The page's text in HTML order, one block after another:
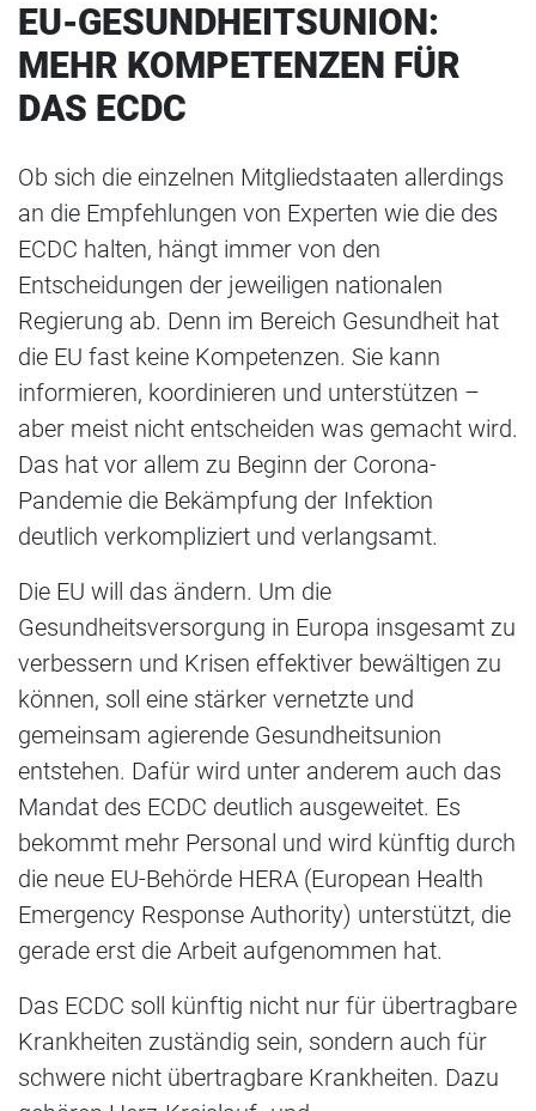
EU-GESUNDHEITSUNION:
MEHR KOMPETENZEN FÜR
DAS ECDC
Ob sich die einzelnen Mitgliedstaaten allerdings
an die Empfehlungen von Experten wie die des
ECDC halten, hängt immer von den
Entscheidungen der jeweiligen nationalen
Regierung ab. Denn im Bereich Gesundheit hat
die EU fast keine Kompetenzen. Sie kann
informieren, koordinieren und unterstützen –
aber meist nicht entscheiden was gemacht wird.
Das hat vor allem zu Beginn der Corona-
Pandemie die Bekämpfung der Infektion
deutlich verkompliziert und verlangsamt.
Die EU will das ändern. Um die
Gesundheitsversorgung in Europa insgesamt zu
verbessern und Krisen effektiver bewältigen zu
können, soll eine stärker vernetzte und
gemeinsam agierende Gesundheitsunion
entstehen. Dafür wird unter anderem auch das
Mandat des ECDC deutlich ausgeweitet. Es
bekommt mehr Personal und wird künftig durch
die neue EU-Behörde HERA (European Health
Emergency Response Authority) unterstützt, die
gerade erst die Arbeit aufgenommen hat.
Das ECDC soll künftig nicht nur für übertragbare
Krankheiten zuständig sein, sondern auch für
schwere nicht übertragbare Krankheiten. Dazu